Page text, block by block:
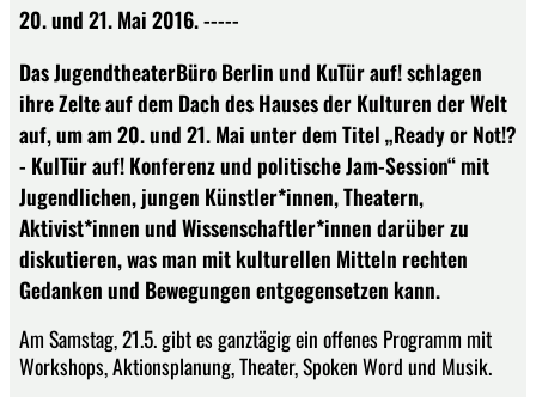
20. und 21. Mai 2016. -----
Das JugendtheaterBüro Berlin und KuTür auf! schlagen
ihre Zelte auf dem Dach des Hauses der Kulturen der Welt
auf, um am 20. und 21. Mai unter dem Titel „Ready or Not!?
- KulTür auf! Konferenz und politische Jam-Session“ mit
Jugendlichen, jungen Künstler*innen, Theatern,
Aktivist*innen und Wissenschaftler*innen darüber zu
diskutieren, was man mit kulturellen Mitteln rechten
Gedanken und Bewegungen entgegensetzen kann.
Am Samstag, 21.5. gibt es ganztägig ein offenes Programm mit
Workshops, Aktionsplanung, Theater, Spoken Word und Musik.